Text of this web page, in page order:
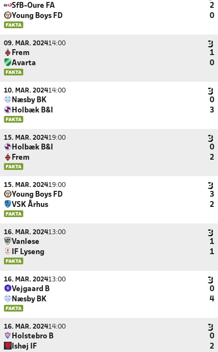
SfB-Oure FA
2
Young Boys FD
0
09. MAR. 202414:00
Frem
1
Avarta
0
10. MAR. 202414:00
Næsby BK
0
Holbæk B&I
3
15. MAR. 202419:00
Holbæk B&I
0
Frem
2
15. MAR. 202419:00
Young Boys FD
3
VSK Århus
2
16. MAR. 202413:00
Vanløse
1
IF Lyseng
1
16. MAR. 202413:00
Vejgaard B
0
Næsby BK
4
16. MAR. 202414:00
Holstebro B
0
Ishøj IF
2